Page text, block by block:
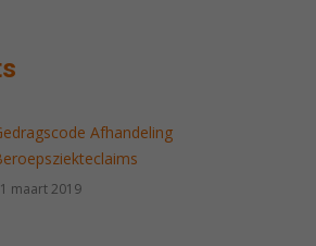
Afhandeling
maart 2019